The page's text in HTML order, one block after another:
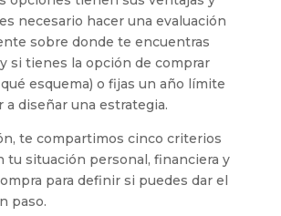
necesario hacer una evaluación
sobre donde te encuentras
si tienes la opción de comprar
esquema) o fijas un año límite
a diseñar una estrategia.
te compartimos cinco criterios
tu situación personal, financiera y
para definir si puedes dar el
paso.